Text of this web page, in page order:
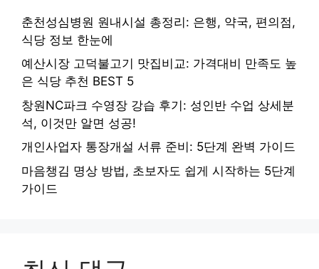
춘천성심병원 원내시설 총정리: 은행, 약국, 편의점,
식당 정보 한눈에
예산시장 고덕불고기 맛집비교: 가격대비 만족도 높
은 식당 추천 BEST 5
창원NC파크 수영장 강습 후기: 성인반 수업 상세분
석, 이것만 알면 성공!
개인사업자 통장개설 서류 준비: 5단계 완벽 가이드
마음챙김 명상 방법, 초보자도 쉽게 시작하는 5단계
가이드